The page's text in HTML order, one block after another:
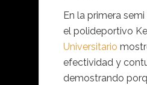
En la primera
el polideportivo
Universitario
efectividad y
demostrando